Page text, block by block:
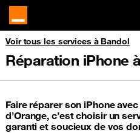
Voir tous les services à Bandol
Réparation iPhone
Faire réparer son iPhone
d’Orange, c’est choisir un
garanti et soucieux de vos